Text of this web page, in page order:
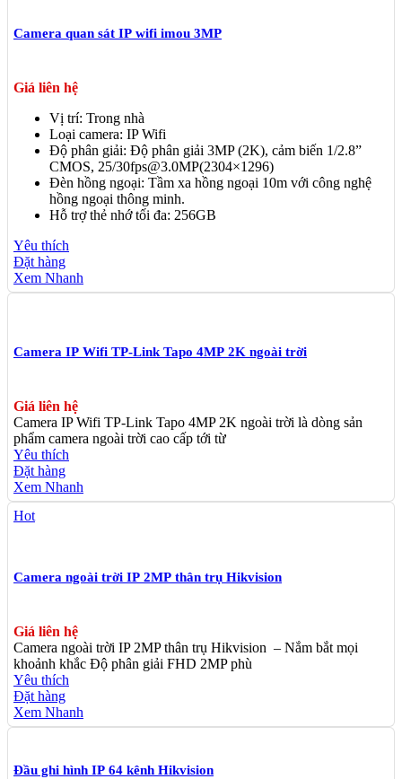
Camera quan sát IP wifi imou 3MP
Giá liên hệ
Vị trí: Trong nhà
Loại camera: IP Wifi
Độ phân giải: Độ phân giải 3MP (2K), cảm biến 1/2.8”
CMOS, 25/30fps@3.0MP(2304×1296)
Đèn hồng ngoại: Tầm xa hồng ngoại 10m với công nghệ
hồng ngoại thông minh.
Hỗ trợ thẻ nhớ tối đa: 256GB
Yêu thích
Đặt hàng
Xem Nhanh
Camera IP Wifi TP-Link Tapo 4MP 2K ngoài trời
Giá liên hệ
Camera IP Wifi TP-Link Tapo 4MP 2K ngoài trời là dòng sản
phẩm camera ngoài trời cao cấp tới từ
Yêu thích
Đặt hàng
Xem Nhanh
Hot
Camera ngoài trời IP 2MP thân trụ Hikvision
Giá liên hệ
Camera ngoài trời IP 2MP thân trụ Hikvision – Nắm bắt mọi
khoảnh khắc Độ phân giải FHD 2MP phù
Yêu thích
Đặt hàng
Xem Nhanh
Đầu ghi hình IP 64 kênh Hikvision